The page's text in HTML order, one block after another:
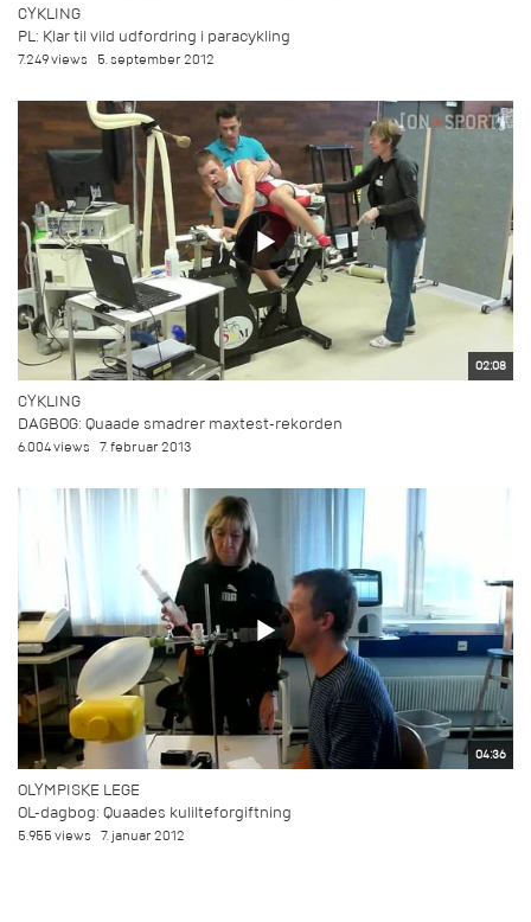
CYKLING
PL: Klar til vild udfordring i paracykling
7.249 views 5. september 2012
02:08
CYKLING
DAGBOG: Quaade smadrer maxtest-rekorden
6.004 views 7. februar 2013
04:36
OLYMPISKE LEGE
OL-dagbog: Quaades kulilteforgiftning
5.955 views 7. januar 2012